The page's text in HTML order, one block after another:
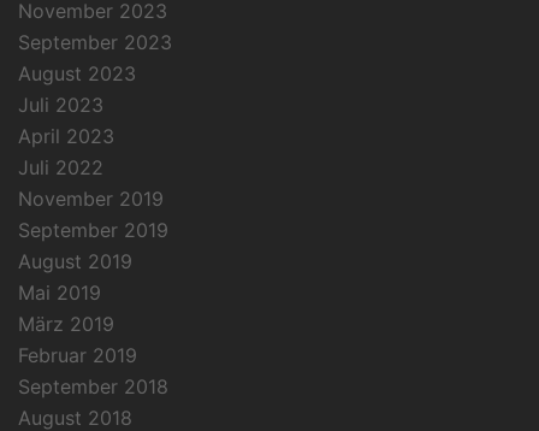
November 2023
September 2023
August 2023
Juli 2023
April 2023
Juli 2022
November 2019
September 2019
August 2019
Mai 2019
März 2019
Februar 2019
September 2018
August 2018